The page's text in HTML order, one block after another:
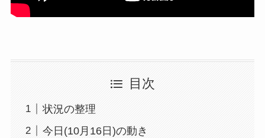
目次
状況の整理
今日(10月16日)の動き